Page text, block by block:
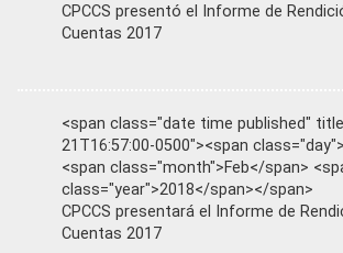
CPCCS presentó el Informe de
Cuentas 2017
<span class="date time published"
21T16:57:00-0500"><span
<span class="month">Feb</span>
class="year">2018</span></span>
CPCCS presentará el Informe de
Cuentas 2017